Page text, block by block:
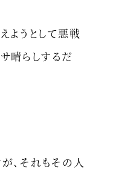
ようとして悪戦
晴らしするだ
、それもその人